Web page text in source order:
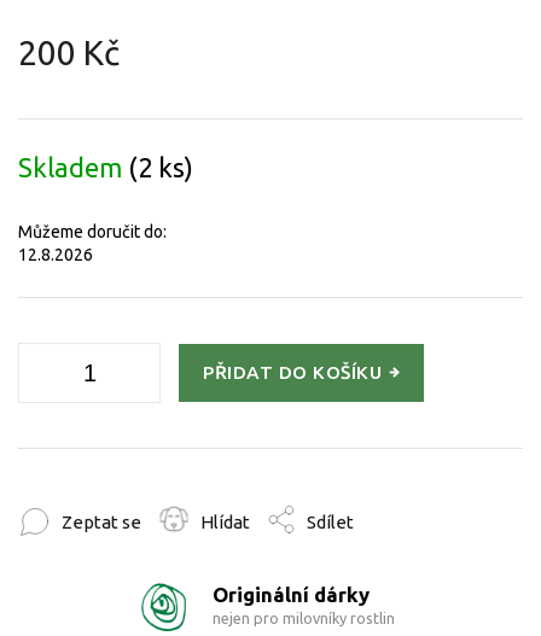
200 Kč
cena:
Skladem (2 ks)
Můžeme doručit do:
12.8.2026
PŘIDAT DO KOŠÍKU
Zeptat se Hlídat Sdílet
Originální dárky
nejen pro milovníky rostlin